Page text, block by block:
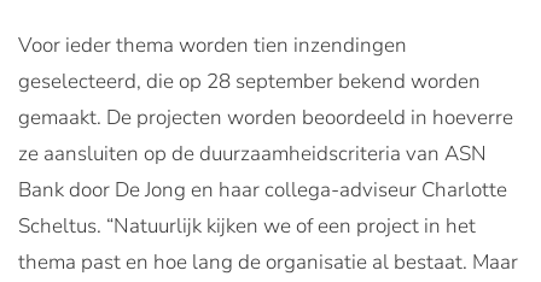
Voor ieder thema worden tien inzendingen
geselecteerd, die op 28 september bekend worden
gemaakt. De projecten worden beoordeeld in hoeverre
ze aansluiten op de duurzaamheidscriteria van ASN
Bank door De Jong en haar collega-adviseur Charlotte
Scheltus. “Natuurlijk kijken we of een project in het
thema past en hoe lang de organisatie al bestaat. Maar